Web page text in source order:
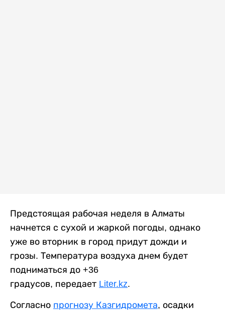
Предстоящая рабочая неделя в Алматы
начнется с сухой и жаркой погоды, однако
уже во вторник в город придут дожди и
грозы. Температура воздуха днем будет
подниматься до +36
градусов, передает Liter.kz.
Согласно прогнозу Казгидромета, осадки